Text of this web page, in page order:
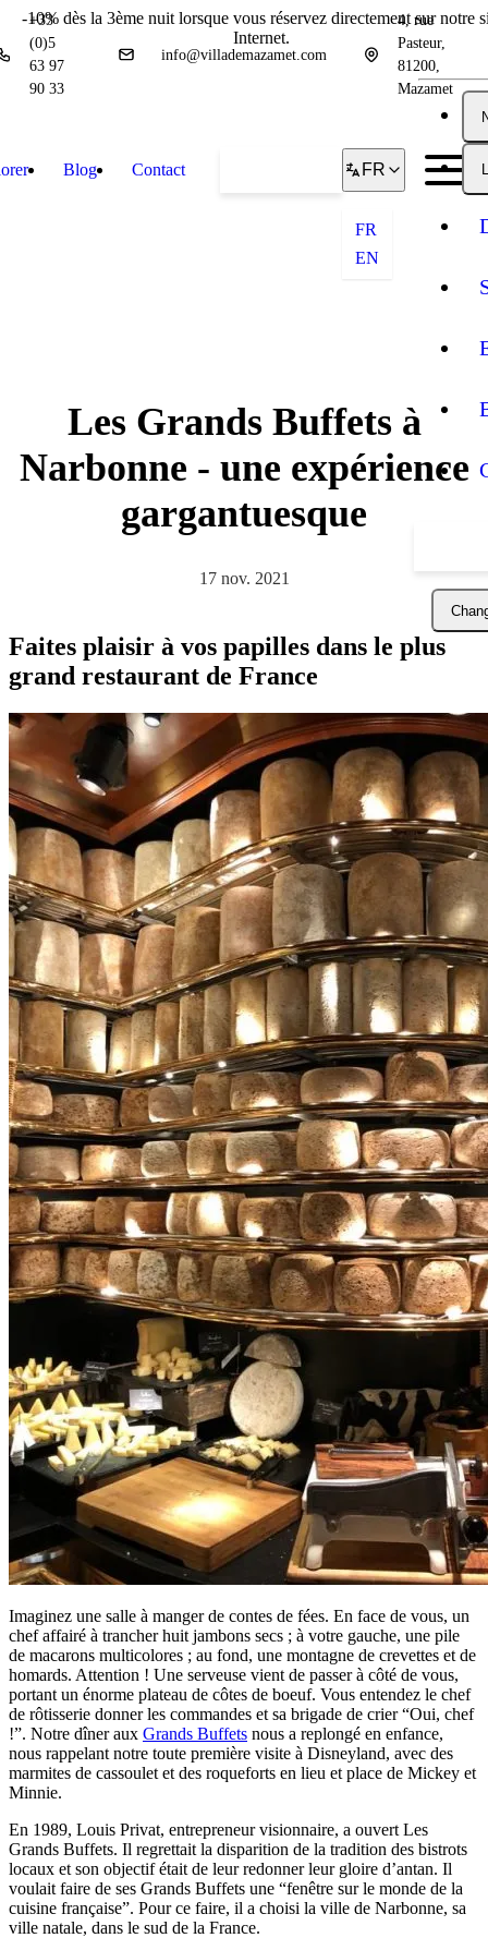
-10% dès la 3ème nuit lorsque vous réservez directement sur notre
Internet.
+33
(0)5
63 97
90 33
info@villademazamet.com
4, rue
Pasteur,
81200,
Mazamet
Blog Contact FR
FR
EN
Les Grands Buffets à
Narbonne - une expérience
gargantuesque
17 nov. 2021
Faites plaisir à vos papilles dans le plus
grand restaurant de France
Imaginez une salle à manger de contes de fées. En face de vous, un
chef affairé à trancher huit jambons secs ; à votre gauche, une pile
de macarons multicolores ; au fond, une montagne de crevettes et de
homards. Attention ! Une serveuse vient de passer à côté de vous,
portant un énorme plateau de côtes de boeuf. Vous entendez le chef
de rôtisserie donner les commandes et sa brigade de crier “Oui, chef
!”. Notre dîner aux Grands Buffets nous a replongé en enfance,
nous rappelant notre toute première visite à Disneyland, avec des
marmites de cassoulet et des roqueforts en lieu et place de Mickey et
Minnie.
En 1989, Louis Privat, entrepreneur visionnaire, a ouvert Les
Grands Buffets. Il regrettait la disparition de la tradition des bistrots
locaux et son objectif était de leur redonner leur gloire d’antan. Il
voulait faire de ses Grands Buffets une “fenêtre sur le monde de la
cuisine française”. Pour ce faire, il a choisi la ville de Narbonne, sa
ville natale, dans le sud de la France.